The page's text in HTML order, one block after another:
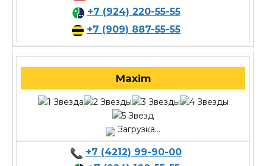
+7 (924) 220-55-55
+7 (909) 887-55-55
Maxim
Загрузка...
+7 (4212) 99-90-00